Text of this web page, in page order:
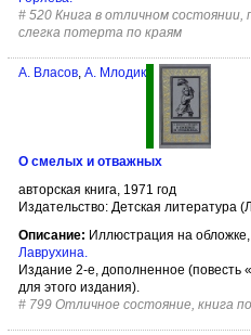
# 520 Книга в отличном состоянии,
слегка потерта по краям
А. Власов, А. Млодик
О смелых и отважных
авторская книга, 1971 год
Издательство: Детская литература
Описание: Иллюстрация на
Лаврухина.
Издание 2-е, дополненное (повесть
для этого издания).
# 799 Отличное состояние, книга